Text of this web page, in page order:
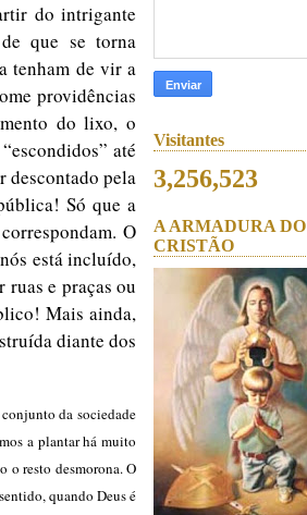
do intrigante
que se torna
tenham de vir a
providências
do lixo, o
até
descontado pela
Só que a
O
está incluído,
ruas e praças ou
Mais ainda,
diante dos
da sociedade
a plantar há muito
o resto desmorona. O
quando Deus é
Visitantes
3,256,523
A ARMADURA DO
CRISTÃO